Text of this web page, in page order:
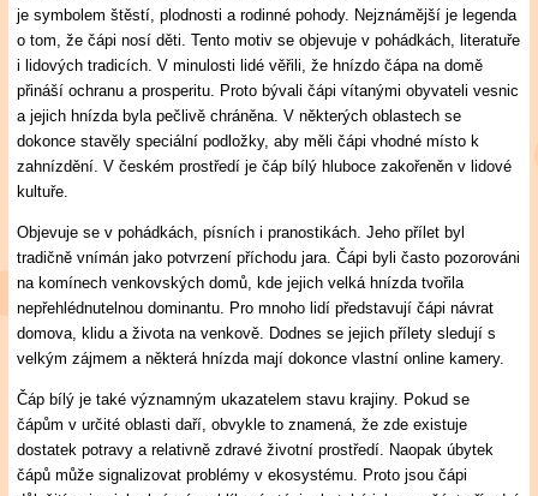
je symbolem štěstí, plodnosti a rodinné pohody. Nejznámější je legenda
o tom, že čápi nosí děti. Tento motiv se objevuje v pohádkách, literatuře
i lidových tradicích. V minulosti lidé věřili, že hnízdo čápa na domě
přináší ochranu a prosperitu. Proto bývali čápi vítanými obyvateli vesnic
a jejich hnízda byla pečlivě chráněna. V některých oblastech se
dokonce stavěly speciální podložky, aby měli čápi vhodné místo k
zahnízdění. V českém prostředí je čáp bílý hluboce zakořeněn v lidové
kultuře.
Objevuje se v pohádkách, písních i pranostikách. Jeho přílet byl
tradičně vnímán jako potvrzení příchodu jara. Čápi byli často pozorováni
na komínech venkovských domů, kde jejich velká hnízda tvořila
nepřehlédnutelnou dominantu. Pro mnoho lidí představují čápi návrat
domova, klidu a života na venkově. Dodnes se jejich přílety sledují s
velkým zájmem a některá hnízda mají dokonce vlastní online kamery.
Čáp bílý je také významným ukazatelem stavu krajiny. Pokud se
čápům v určité oblasti daří, obvykle to znamená, že zde existuje
dostatek potravy a relativně zdravé životní prostředí. Naopak úbytek
čápů může signalizovat problémy v ekosystému. Proto jsou čápi